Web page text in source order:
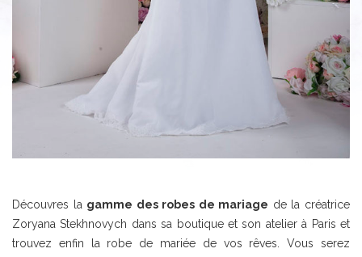
Découvres la gamme des robes de mariage de la créatrice
Zoryana Stekhnovych dans sa boutique et son atelier à Paris et
trouvez enfin la robe de mariée de vos rêves. Vous serez